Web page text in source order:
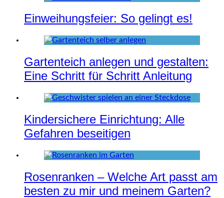
Einweihungsfeier: So gelingt es!
Gartenteich anlegen und gestalten:
Eine Schritt für Schritt Anleitung
Kindersichere Einrichtung: Alle
Gefahren beseitigen
Rosenranken – Welche Art passt am
besten zu mir und meinem Garten?